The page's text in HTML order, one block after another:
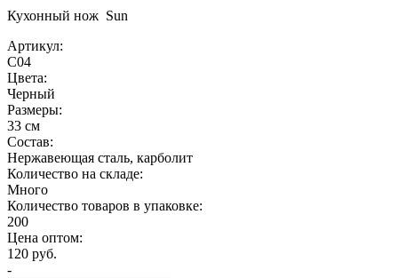
Кухонный нож Sun
Артикул:
C04
Цвета:
Черный
Размеры:
33 см
Состав:
Нержавеющая сталь, карболит
Количество на складе:
Много
Количество товаров в упаковке:
200
Цена оптом:
120 руб.
-